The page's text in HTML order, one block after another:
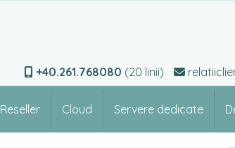
+40.261.768080 (20 linii)
Reseller Cloud Servere dedicate